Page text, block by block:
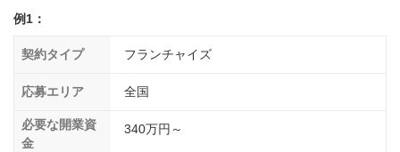
例1：
契約タイプ フランチャイズ
応募エリア 全国
必要な開業資
金
340万円～